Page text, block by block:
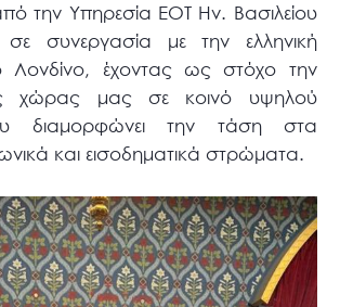
την Υπηρεσία ΕΟΤ Ην. Βασιλείου
σε συνεργασία με την ελληνική
Λονδίνο, έχοντας ως στόχο την
χώρας μας σε κοινό υψηλού
διαμορφώνει την τάση στα
και εισοδηματικά στρώματα.